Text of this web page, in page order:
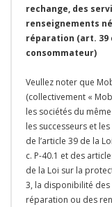
rechange, des
renseignements
réparation (art. 39
consommateur)
Veullez noter que
(collectivement «
les sociétés du
les successeurs et
de l’article 39 de la
c. P-40.1 et des
de la Loi sur la
3, la disponibilité des
réparation ou des